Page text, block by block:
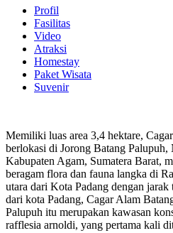
Profil
Fasilitas
Video
Atraksi
Homestay
Paket Wisata
Suvenir
Memiliki luas area 3,4 hektare,
berlokasi di Jorong Batang
Kabupaten Agam, Sumatera Barat,
beragam flora dan fauna langka di
utara dari Kota Padang dengan
dari kota Padang, Cagar Alam
Palupuh itu merupakan kawasan
rafflesia arnoldi, yang pertama kali